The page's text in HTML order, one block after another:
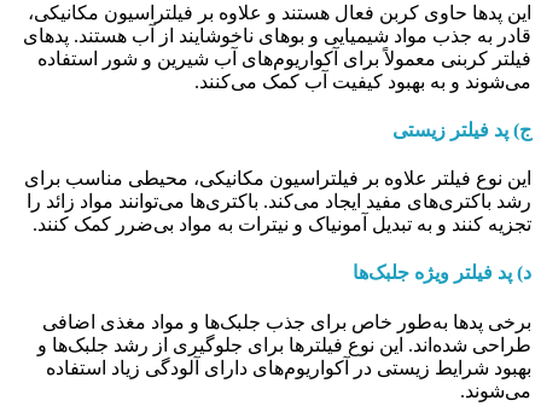
این پدها حاوی کربن فعال هستند و علاوه بر فیلتراسیون مکانیکی،
قادر به جذب مواد شیمیایی و بوهای ناخوشایند از آب هستند. پدهای
فیلتر کربنی معمولاً برای آکواریوم‌های آب شیرین و شور استفاده
می‌شوند و به بهبود کیفیت آب کمک می‌کنند.
ج) پد فیلتر زیستی
این نوع فیلتر علاوه بر فیلتراسیون مکانیکی، محیطی مناسب برای
رشد باکتری‌های مفید ایجاد می‌کند. باکتری‌ها می‌توانند مواد زائد را
تجزیه کنند و به تبدیل آمونیاک و نیترات به مواد بی‌ضرر کمک کنند.
د) پد فیلتر ویژه جلبک‌ها
برخی پدها به‌طور خاص برای جذب جلبک‌ها و مواد مغذی اضافی
طراحی شده‌اند. این نوع فیلترها برای جلوگیری از رشد جلبک‌ها و
بهبود شرایط زیستی در آکواریوم‌های دارای آلودگی زیاد استفاده
می‌شوند.